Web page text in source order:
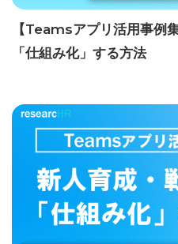
【Teamsアプリ活用事例
「仕組み化」する方法